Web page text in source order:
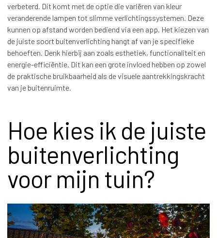
verbeterd. Dit komt met de optie die variëren van kleur
veranderende lampen tot slimme verlichtingssystemen. Deze
kunnen op afstand worden bediend via een app. Het kiezen van
de juiste soort buitenverlichting hangt af van je specifieke
behoeften. Denk hierbij aan zoals esthetiek, functionaliteit en
energie-efficiëntie. Dit kan een grote invloed hebben op zowel
de praktische bruikbaarheid als de visuele aantrekkingskracht
van je buitenruimte.
Hoe kies ik de juiste
buitenverlichting
voor mijn tuin?